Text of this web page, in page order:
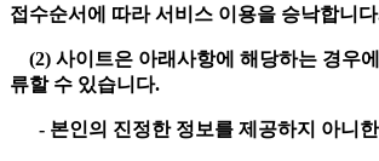
접수순서에 따라 서비스 이용을 승낙합니
(2) 사이트은 아래사항에 해당하는 경우
류할 수 있습니다.
- 본인의 진정한 정보를 제공하지 아니